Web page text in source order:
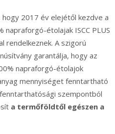
hogy 2017 év elejétől kezdve a
étolajak ISCC PLUS
rendelkeznek. A szigorú
garantálja, hogy az
napraforgó-étolajok
mennyiséget fenntartható
szempontból
a termőföldtől egészen a